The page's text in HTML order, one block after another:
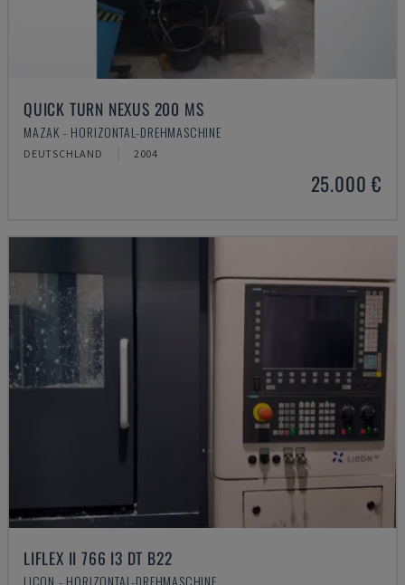
QUICK TURN NEXUS 200 MS
MAZAK - HORIZONTAL-DREHMASCHINE
DEUTSCHLAND 2004
25.000 €
LIFLEX II 766 I3 DT B22
LICON - HORIZONTAL-DREHMASCHINE